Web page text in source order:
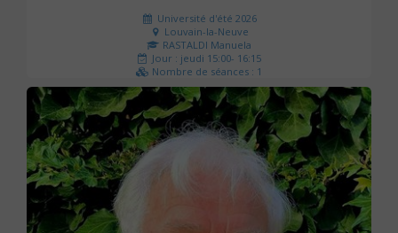
Université d'été 2026
Louvain-la-Neuve
RASTALDI Manuela
Jour : jeudi 15:00- 16:15
Nombre de séances : 1
0 €